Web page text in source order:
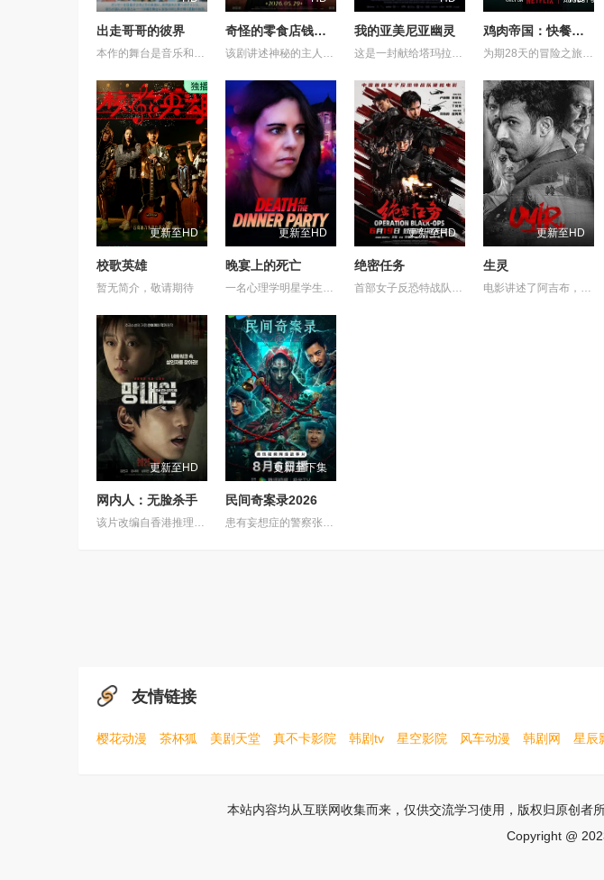
出走哥哥的彼界 奇怪的零食店钱天堂 我的亚美尼亚幽灵 鸡肉帝国：快餐阴谋
更新至HD
校歌英雄
暂无简介，敬请期待
更新至HD
晚宴上的死亡
一名心理学明星学生在一次教师派对上死亡后，安德莉亚·吉布斯和她的儿子伊桑被卷入了著名教授艾伦·杰克逊的危险操纵之中——一个不惜一切代价掩盖真相的人。
更新至HD
绝密任务
首部女子反恐特战队电影，面对恐怖主义恶势力，“最飒女子反恐特战队”临危受命，精英队长陈梓静（于文文 饰）率队员金凤（卢靖姗 饰）、齐燕（蒋璐霞 饰）、宁宝儿（屈菁菁 饰）等全队出击，“绝密任务”限时12小时内完成！神秘人蝙蝠（余文乐 饰）笑里藏刀、正邪难辨，任务险度远超想象！机械骨骼铠甲装备、恐怖组织侵扰、病毒危机、导弹威胁轮番上阵……时间紧迫，危境当前，机智勇敢、巧战善战的她们能否绝地反击、力挽狂澜？
更新至HD
生灵
电影讲述了阿吉布，一名在坎努尔地区达玛达姆警察局实习的副督察的故事，根据真实事件改编。
更新至HD
网内人：无脸杀手
该片改编自香港推理小说家陈浩基的知名小说《网内人》，讲述了私家侦探与委托人联手追查网络杀手的故事。
更新至下集
民间奇案录2026
患有妄想症的警察张天盛遇上一起离奇的神像杀人事件，勘案过程中，牵引出“婴胎报仇”，“娘娘索命”等一连串妖异事件，张天盛虽被种种诡怪幻象阻碍，却坚信这是藏在迷信后的人为诡计，勇于向封建传统宣战，敢于破除流传已久的迷信糟粕，最终，在战胜妄想症的同时，成功还原真相，伸张正义。
友情链接
樱花动漫 茶杯狐 美剧天堂 真不卡影院 韩剧tv 星空影院 风车动漫 韩剧网 星辰
本站内容均从互联网收集而来，仅供交流学习使用，版权归原创者
Copyright @